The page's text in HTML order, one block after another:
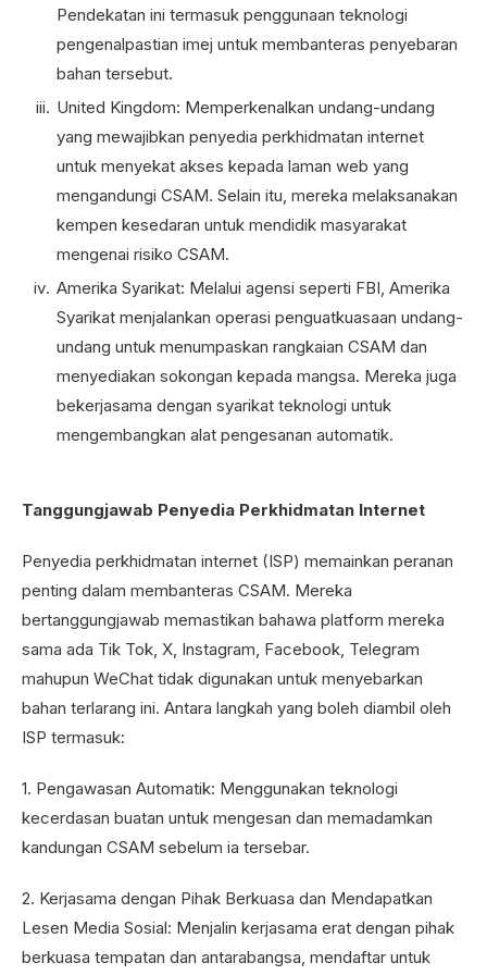
Pendekatan ini termasuk penggunaan teknologi
pengenalpastian imej untuk membanteras penyebaran
bahan tersebut.
United Kingdom: Memperkenalkan undang-undang
yang mewajibkan penyedia perkhidmatan internet
untuk menyekat akses kepada laman web yang
mengandungi CSAM. Selain itu, mereka melaksanakan
kempen kesedaran untuk mendidik masyarakat
mengenai risiko CSAM.
Amerika Syarikat: Melalui agensi seperti FBI, Amerika
Syarikat menjalankan operasi penguatkuasaan undang-
undang untuk menumpaskan rangkaian CSAM dan
menyediakan sokongan kepada mangsa. Mereka juga
bekerjasama dengan syarikat teknologi untuk
mengembangkan alat pengesanan automatik.
Tanggungjawab Penyedia Perkhidmatan Internet
Penyedia perkhidmatan internet (ISP) memainkan peranan
penting dalam membanteras CSAM. Mereka
bertanggungjawab memastikan bahawa platform mereka
sama ada Tik Tok, X, Instagram, Facebook, Telegram
mahupun WeChat tidak digunakan untuk menyebarkan
bahan terlarang ini. Antara langkah yang boleh diambil oleh
ISP termasuk:
1. Pengawasan Automatik: Menggunakan teknologi
kecerdasan buatan untuk mengesan dan memadamkan
kandungan CSAM sebelum ia tersebar.
2. Kerjasama dengan Pihak Berkuasa dan Mendapatkan
Lesen Media Sosial: Menjalin kerjasama erat dengan pihak
berkuasa tempatan dan antarabangsa, mendaftar untuk